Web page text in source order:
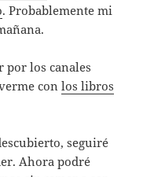
. Probablemente mi
por los canales
conlos libros
seguiré
Ahora podré